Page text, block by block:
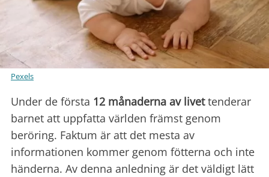
Pexels
Under de första 12 månaderna av livettenderar
barnet att uppfatta världen främst genom
beröring. Faktum är att det mesta av
informationen kommer genom fötterna och inte
händerna. Av denna anledning är det väldigt lätt